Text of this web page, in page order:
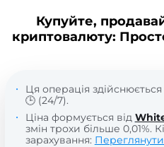
Купуйте,
криптовалюту:
Ця операція
🕒 (24/7).
Ціна формується від
змін трохи більше 0,01%.
зарахування: